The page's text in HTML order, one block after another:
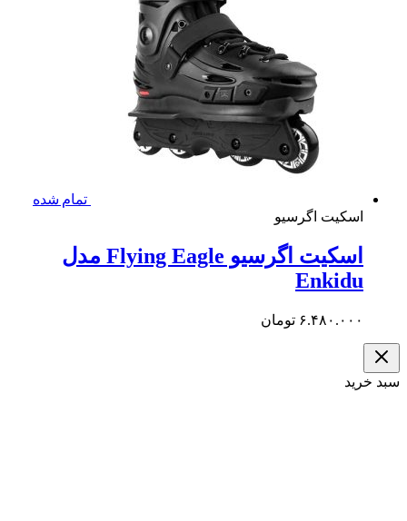
اگرسیو
اسکیت اگرسیو Flying Eagle مدل
تومان